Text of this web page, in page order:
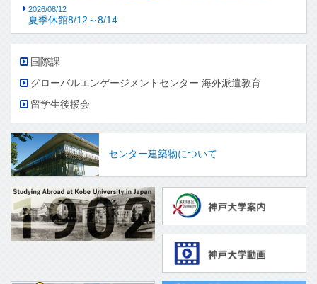
2026/08/12
夏季休館8/12～8/14
国際課
グローバルエンゲージメントセンター 海外派遣教育
留学生後援会
センター建築物について